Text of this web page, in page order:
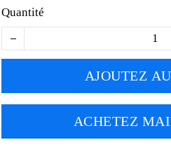
Quantité
AJOUTEZ
ACHETEZ